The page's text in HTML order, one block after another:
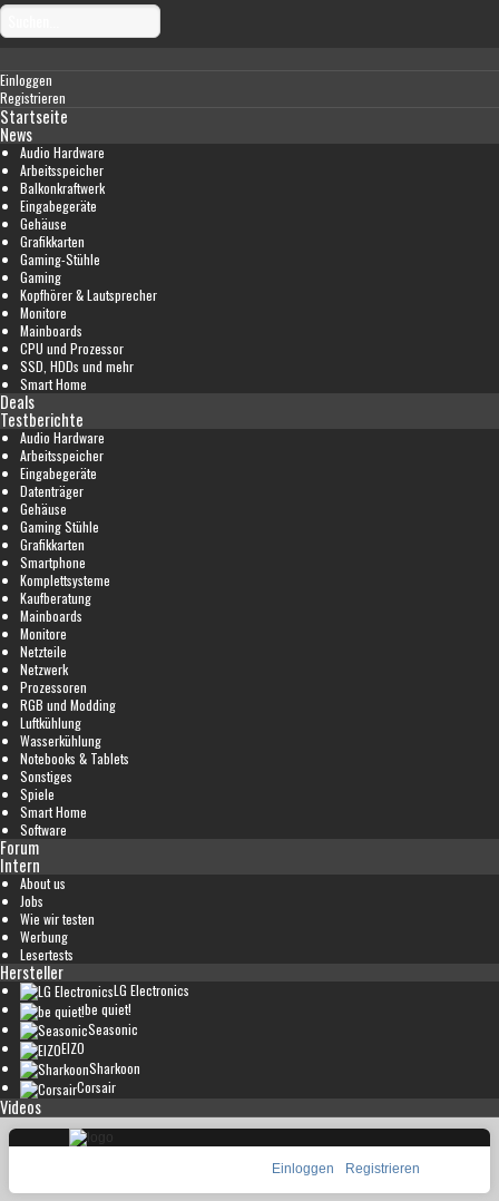
Einloggen
Registrieren
Startseite
News
Audio Hardware
Arbeitsspeicher
Balkonkraftwerk
Eingabegeräte
Gehäuse
Grafikkarten
Gaming-Stühle
Gaming
Kopfhörer & Lautsprecher
Monitore
Mainboards
CPU und Prozessor
SSD, HDDs und mehr
Smart Home
Deals
Testberichte
Audio Hardware
Arbeitsspeicher
Eingabegeräte
Datenträger
Gehäuse
Gaming Stühle
Grafikkarten
Smartphone
Komplettsysteme
Kaufberatung
Mainboards
Monitore
Netzteile
Netzwerk
Prozessoren
RGB und Modding
Luftkühlung
Wasserkühlung
Notebooks & Tablets
Sonstiges
Spiele
Smart Home
Software
Forum
Intern
About us
Jobs
Wie wir testen
Werbung
Lesertests
Hersteller
LG Electronics
be quiet!
Seasonic
EIZO
Sharkoon
Corsair
Videos
Einloggen Registrieren